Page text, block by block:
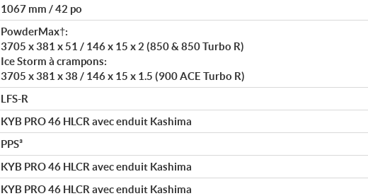
1067 mm / 42 po
PowderMax†:
3705 x 381 x 51 / 146 x 15 x 2 (850 & 850 Turbo R)
Ice Storm à crampons:
3705 x 381 x 38 / 146 x 15 x 1.5 (900 ACE Turbo R)
LFS-R
KYB PRO 46 HLCR avec enduit Kashima
PPS³
KYB PRO 46 HLCR avec enduit Kashima
KYB PRO 46 HLCR avec enduit Kashima